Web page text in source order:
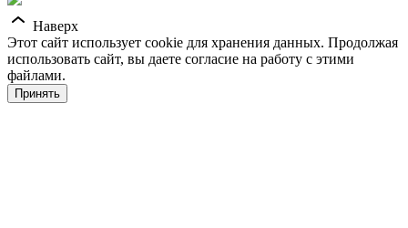
Наверх
Этот сайт использует cookie для хранения данных. Продолжая
использовать сайт, вы даете согласие на работу с этими
файлами.
Принять